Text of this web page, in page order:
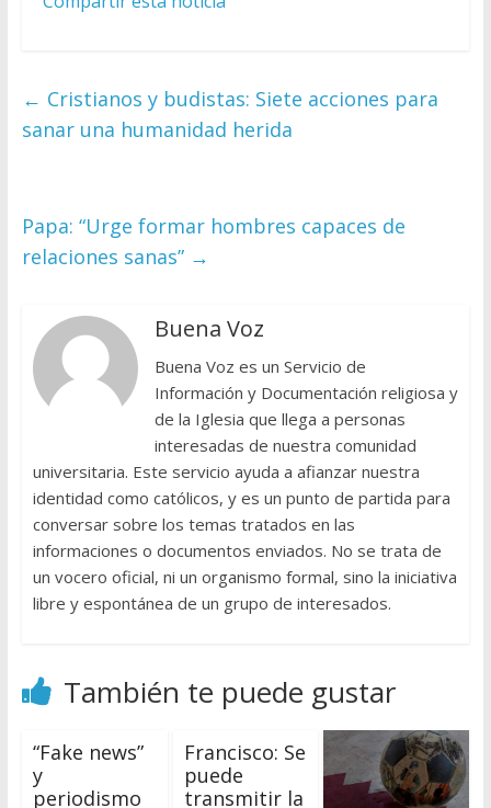
← Cristianos y budistas: Siete acciones para
sanar una humanidad herida
Papa: “Urge formar hombres capaces de
relaciones sanas” →
Buena Voz
Buena Voz es un Servicio de
Información y Documentación religiosa y
de la Iglesia que llega a personas
interesadas de nuestra comunidad
universitaria. Este servicio ayuda a afianzar nuestra
identidad como católicos, y es un punto de partida para
conversar sobre los temas tratados en las
informaciones o documentos enviados. No se trata de
un vocero oficial, ni un organismo formal, sino la iniciativa
libre y espontánea de un grupo de interesados.
También te puede gustar
“Fake news”
y
periodismo
Francisco: Se
puede
transmitir la